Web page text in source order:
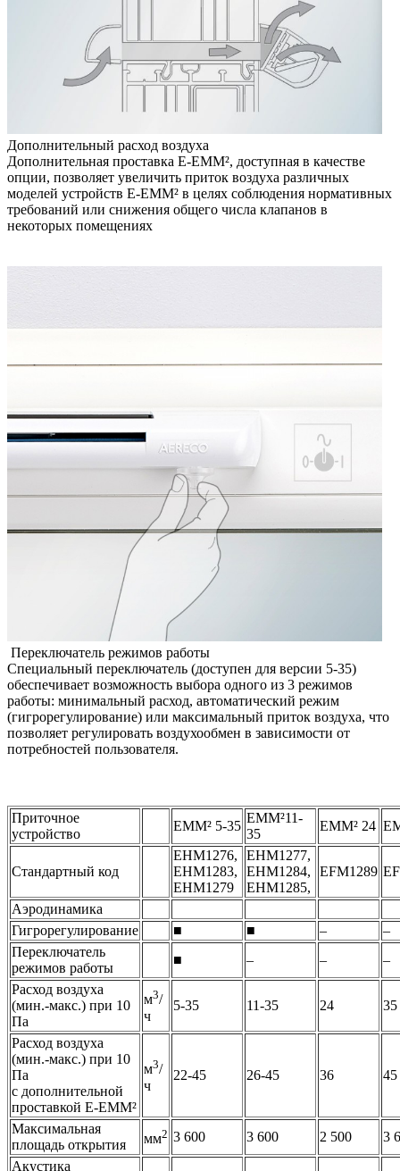
Дополнительный расход воздуха
Дополнительная проставка E-EMM², доступная в качестве
опции, позволяет увеличить приток воздуха различных
моделей устройств E-EMM² в целях соблюдения нормативных
требований или снижения общего числа клапанов в
некоторых помещениях
Переключатель режимов работы
Специальный переключатель (доступен для версии 5-35)
обеспечивает возможность выбора одного из 3 режимов
работы: минимальный расход, автоматический режим
(гигрорегулирование) или максимальный приток воздуха, что
позволяет регулировать воздухообмен в зависимости от
потребностей пользователя.
Приточное
устройство
EMM² 5-35
EMM²11-
35
EMM² 24
Стандартный код
EHM1276,
EHM1283,
EHM1279
EHM1277,
EHM1284,
EHM1285,
EFM1289
Аэродинамика
Гигрорегулирование
■ ■ –
–
Переключатель
режимов работы
■ – –
–
Расход воздуха
(мин.-макс.) при 10
Па
м3/
ч
5-35 11-35 24 35
Расход воздуха
(мин.-макс.) при 10
Па
с дополнительной
проставкой E-EMM²
м3/
ч
22-45 26-45 36 45
Максимальная
площадь открытия
мм2 3 600 3 600 2 500
3
Акустика